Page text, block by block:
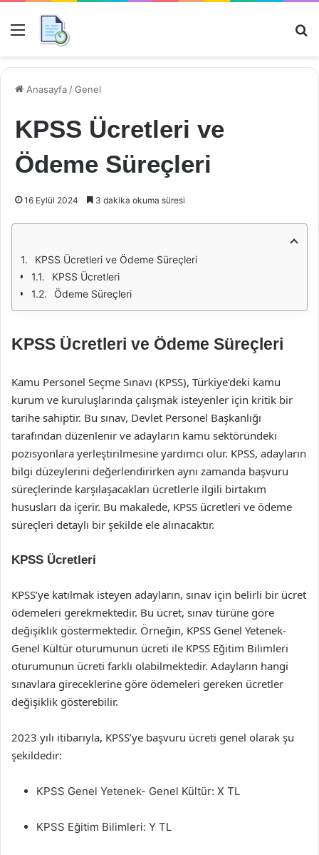
Menü
Anasayfa /Genel
KPSS Ücretleri ve
Ödeme Süreçleri
16 Eylül 2024 3 dakika okuma süresi
KPSS Ücretleri ve Ödeme Süreçleri
KPSS Ücretleri
Ödeme Süreçleri
KPSS Ücretleri ve Ödeme Süreçleri
Kamu Personel Seçme Sınavı (KPSS), Türkiye’deki kamu
kurum ve kuruluşlarında çalışmak isteyenler için kritik bir
tarihe sahiptir. Bu sınav, Devlet Personel Başkanlığı
tarafından düzenlenir ve adayların kamu sektöründeki
pozisyonlara yerleştirilmesine yardımcı olur. KPSS, adayların
bilgi düzeylerini değerlendirirken aynı zamanda başvuru
süreçlerinde karşılaşacakları ücretlerle ilgili birtakım
hususları da içerir. Bu makalede, KPSS ücretleri ve ödeme
süreçleri detaylı bir şekilde ele alınacaktır.
KPSS Ücretleri
KPSS’ye katılmak isteyen adayların, sınav için belirli bir ücret
ödemeleri gerekmektedir. Bu ücret, sınav türüne göre
değişiklik göstermektedir. Örneğin, KPSS Genel Yetenek-
Genel Kültür oturumunun ücreti ile KPSS Eğitim Bilimleri
oturumunun ücreti farklı olabilmektedir. Adayların hangi
sınavlara gireceklerine göre ödemeleri gereken ücretler
değişiklik gösterebilir.
2023 yılı itibarıyla, KPSS’ye başvuru ücreti genel olarak şu
şekildedir:
KPSS Genel Yetenek- Genel Kültür: X TL
KPSS Eğitim Bilimleri: Y TL